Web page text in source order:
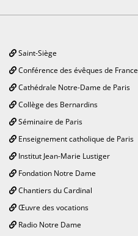
Saint-Siège
Conférence des évêques de France
Cathédrale Notre-Dame de Paris
Collège des Bernardins
Séminaire de Paris
Enseignement catholique de Paris
Institut Jean-Marie Lustiger
Fondation Notre Dame
Chantiers du Cardinal
Œuvre des vocations
Radio Notre Dame